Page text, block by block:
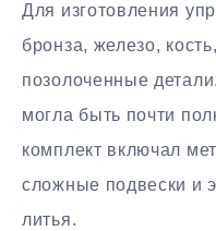
Для изготовления
бронза, железо,
позолоченные
могла быть почти
комплект включал
сложные подвески и
литья.